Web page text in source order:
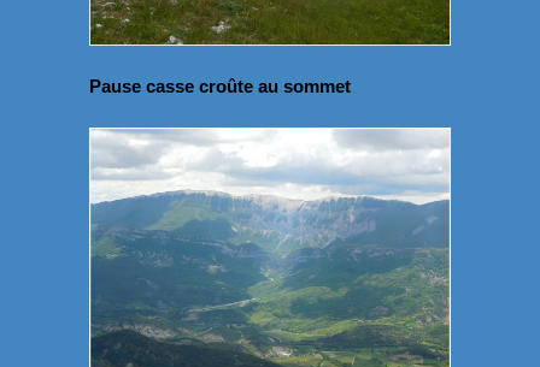
Pause casse croûte au sommet